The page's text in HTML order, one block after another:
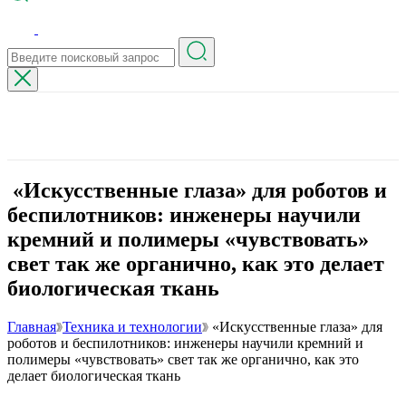
«Искусственные глаза» для роботов и
беспилотников: инженеры научили
кремний и полимеры «чувствовать»
свет так же органично, как это делает
биологическая ткань
Главная Техника и технологии
«Искусственные глаза» для
роботов и беспилотников: инженеры научили кремний и
полимеры «чувствовать» свет так же органично, как это
делает биологическая ткань